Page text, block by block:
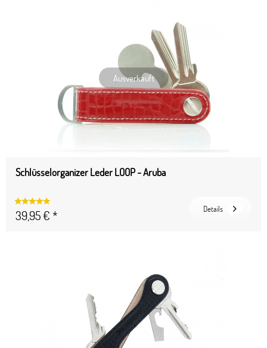
Ausverkauft
Schlüsselorganizer Leder LOOP - Aruba
39,95 € * Details